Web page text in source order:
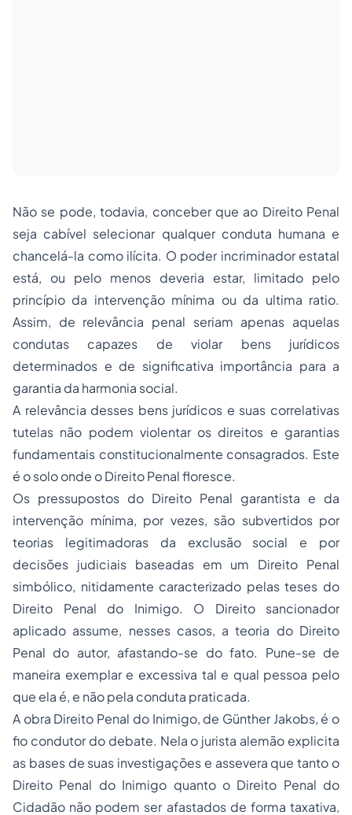
Não se pode, todavia, conceber que ao Direito Penal
seja cabível selecionar qualquer conduta humana e
chancelá-la como ilícita. O poder incriminador estatal
está, ou pelo menos deveria estar, limitado pelo
princípio da intervenção mínima ou da ultima ratio.
Assim, de relevância penal seriam apenas aquelas
condutas capazes de violar bens jurídicos
determinados e de significativa importância para a
garantia da harmonia social.
A relevância desses bens jurídicos e suas correlativas
tutelas não podem violentar os direitos e garantias
fundamentais constitucionalmente consagrados. Este
é o solo onde o Direito Penal floresce.
Os pressupostos do Direito Penal garantista e da
intervenção mínima, por vezes, são subvertidos por
teorias legitimadoras da exclusão social e por
decisões judiciais baseadas em um Direito Penal
simbólico, nitidamente caracterizado pelas teses do
Direito Penal do Inimigo. O Direito sancionador
aplicado assume, nesses casos, a teoria do Direito
Penal do autor, afastando-se do fato. Pune-se de
maneira exemplar e excessiva tal e qual pessoa pelo
que ela é, e não pela conduta praticada.
A obra Direito Penal do Inimigo, de Günther Jakobs, é o
fio condutor do debate. Nela o jurista alemão explicita
as bases de suas investigações e assevera que tanto o
Direito Penal do Inimigo quanto o Direito Penal do
Cidadão não podem ser afastados de forma taxativa,